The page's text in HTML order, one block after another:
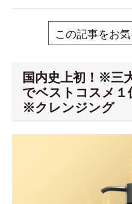
この記事をお
国内史上初！※三
でベストコスメ
※クレンジング